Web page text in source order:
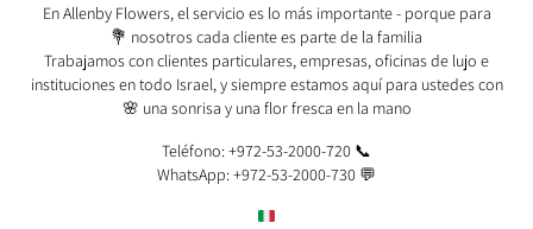
En Allenby Flowers, el servicio es lo más importante - porque para
nosotros cada cliente es parte de la familia 💐
Trabajamos con clientes particulares, empresas, oficinas de lujo e
instituciones en todo Israel, y siempre estamos aquí para ustedes con
una sonrisa y una flor fresca en la mano 🌸
📞 Teléfono: +972-53-2000-720
💬 WhatsApp: +972-53-2000-730